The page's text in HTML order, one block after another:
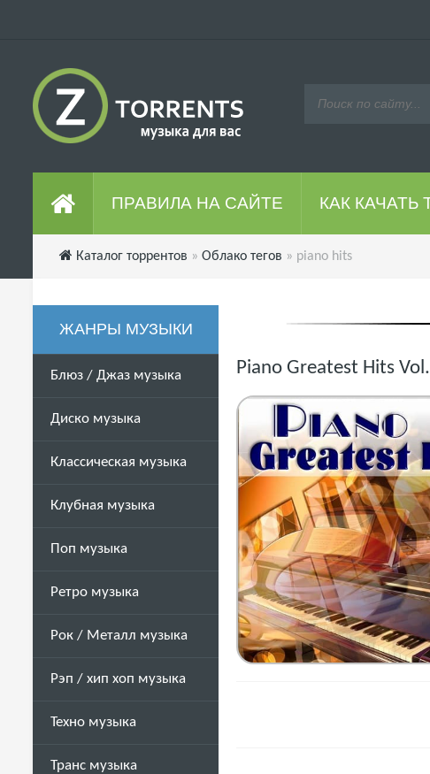
ПРАВИЛА НА САЙТЕ КАК КАЧАТЬ
Каталог торрентов » Облако тегов » piano hits
ЖАНРЫ МУЗЫКИ
Блюз / Джаз музыка
Диско музыка
Классическая музыка
Клубная музыка
Поп музыка
Ретро музыка
Рок / Металл музыка
Рэп / хип хоп музыка
Техно музыка
Транс музыка
Piano Greatest Hits